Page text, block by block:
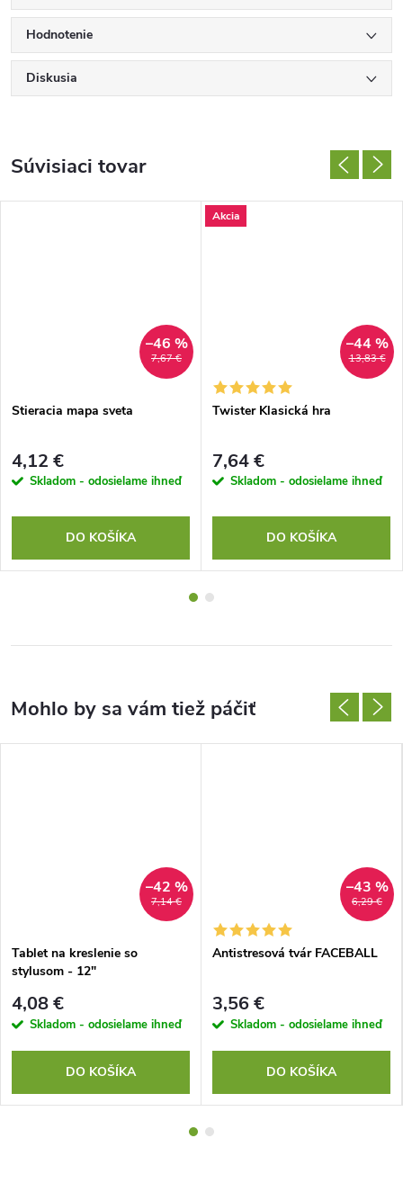
Hodnotenie
Diskusia
Súvisiaci tovar
7,67 €
–46 %
Stieracia mapa sveta
4,12 €
Skladom - odosielame ihneď
DO KOŠÍKA
Akcia
13,83 €
–44 %
Twister Klasická hra
7,64 €
Skladom - odosielame ihneď
DO KOŠÍKA
7,14 €
–42 %
Tablet na kreslenie so
stylusom - 12"
4,08 €
Skladom - odosielame ihneď
DO KOŠÍKA
6,29 €
–43 %
Antistresová tvár FACEBALL
3,56 €
Skladom - odosielame ihneď
DO KOŠÍKA